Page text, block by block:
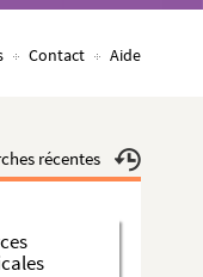
Contact Aide
récentes